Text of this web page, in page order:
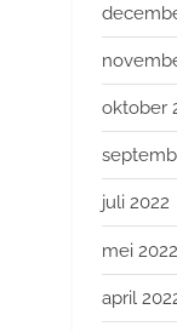
oktober
juli 2022
mei 2022
april